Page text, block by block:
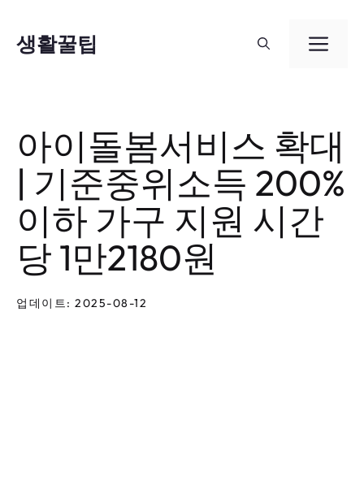
생활꿀팁
메
아이돌봄서비스 확대
| 기준중위소득 200%
이하 가구 지원 시간
당 1만2180원
업데이트: 2025-08-12